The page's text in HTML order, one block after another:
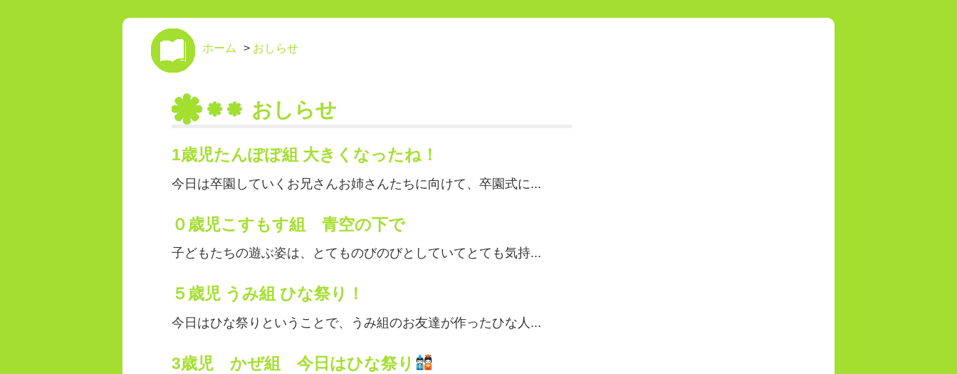
ホーム > おしらせ
おしらせ
1歳児たんぽぽ組 大きくなったね！
今日は卒園していくお兄さんお姉さんたちに向けて、卒園式に...
０歳児こすもす組 青空の下で
子どもたちの遊ぶ姿は、とてものびのびとしていてとても気持...
５歳児 うみ組 ひな祭り！
今日はひな祭りということで、うみ組のお友達が作ったひな人...
3歳児 かぜ組 今日はひな祭り